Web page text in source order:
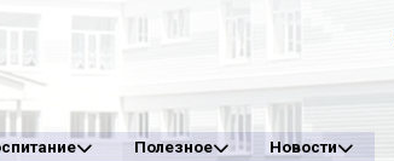
Полезное Новости